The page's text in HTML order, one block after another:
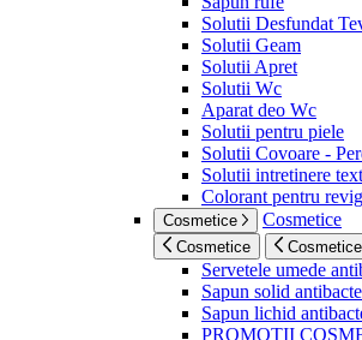
Solutii Desfundat
Solutii Geam
Solutii Apret
Solutii Wc
Aparat deo Wc
Solutii pentru piele
Solutii Covoare -
Solutii intretinere
Colorant pentru
Cosmetice Cosmetice
Cosmetice Cosmetice
Servetele umede
Sapun solid
Sapun lichid
PROMOTII